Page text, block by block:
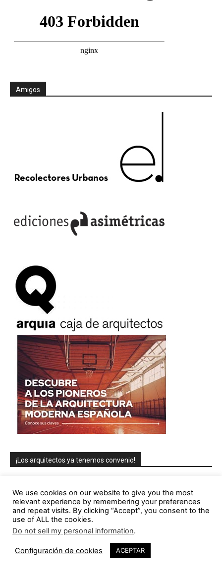
Amigos
¡Los arquitectos ya tenemos convenio!
We use cookies on our website to give you the most
relevant experience by remembering your preferences
and repeat visits. By clicking “Accept”, you consent to the
use of ALL the cookies.
Do not sell my personal information.
Configuración de cookies ACEPTAR